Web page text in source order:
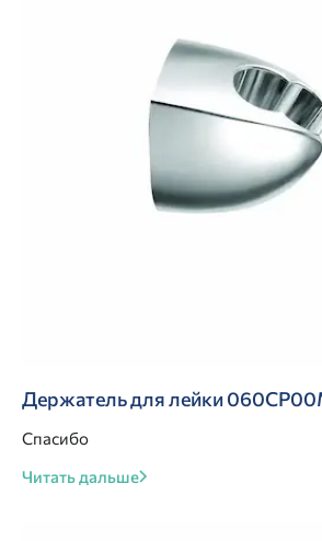
Держатель для лейки
Спасибо
Читать дальше